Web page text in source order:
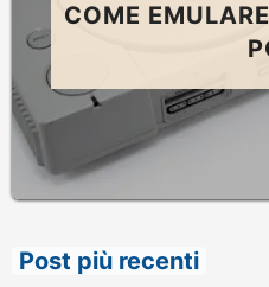
COME
Post più recenti